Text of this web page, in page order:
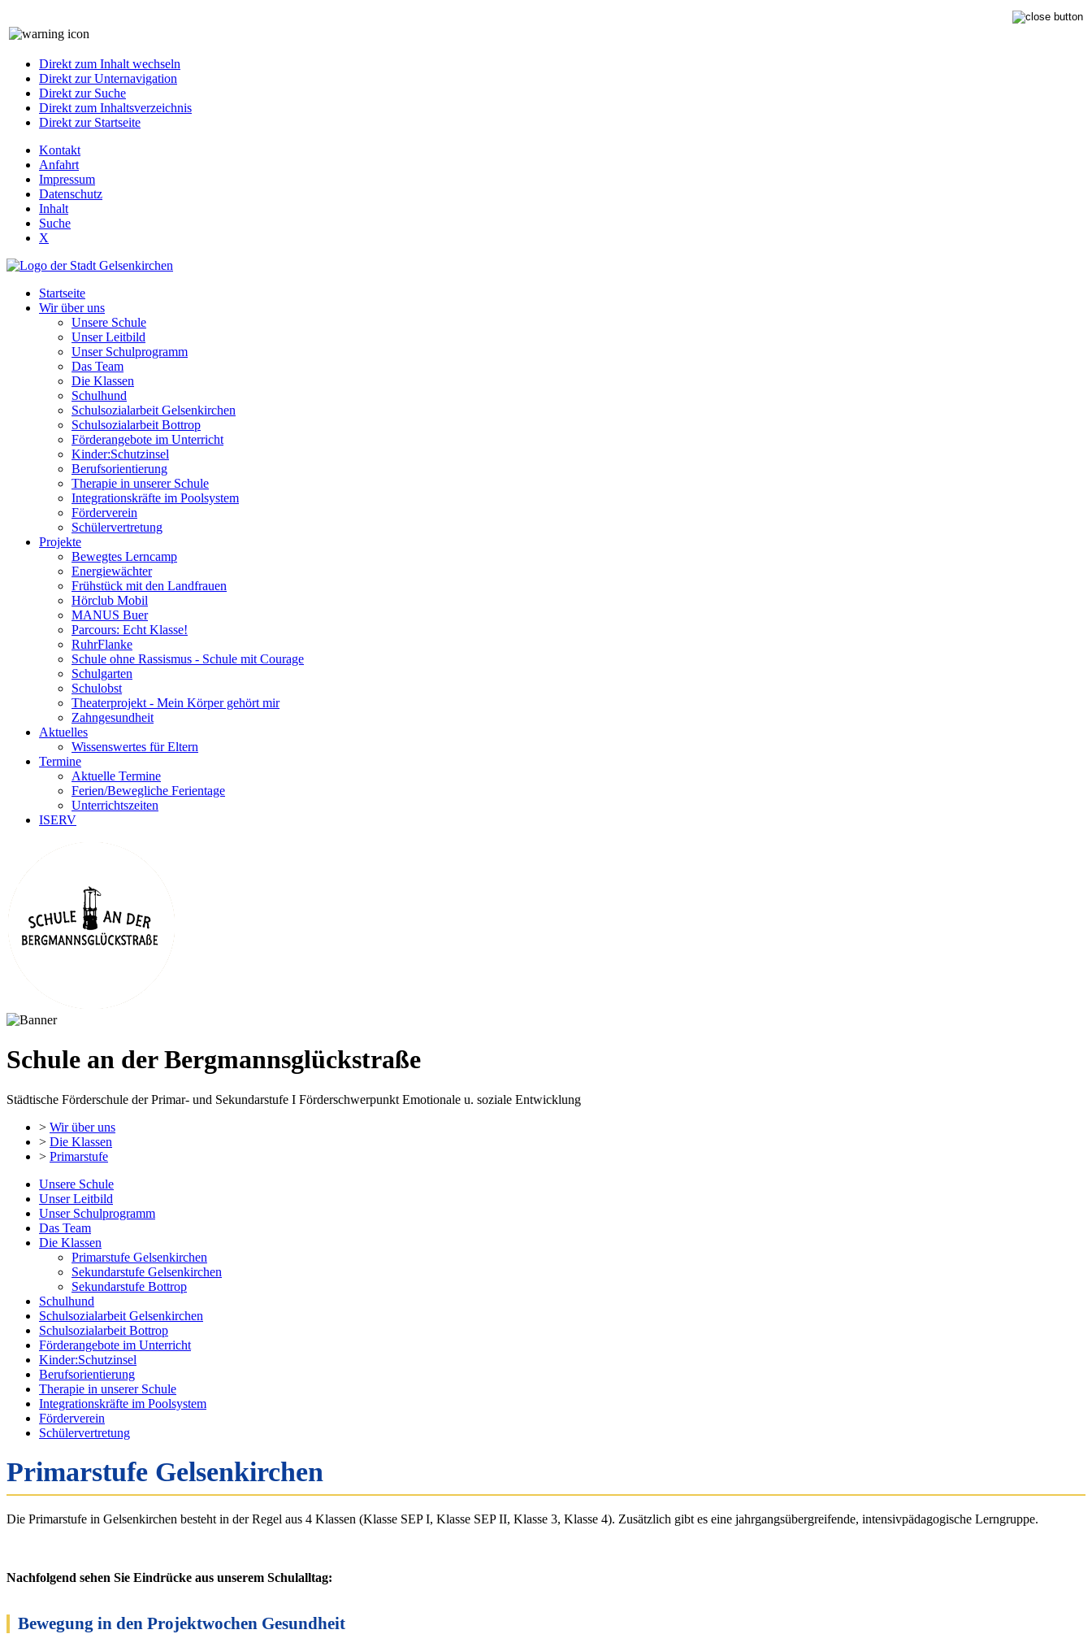
Direkt zum Inhalt wechseln
Direkt zur Unternavigation
Direkt zur Suche
Direkt zum Inhaltsverzeichnis
Direkt zur Startseite
Kontakt
Anfahrt
Impressum
Datenschutz
Inhalt
Suche
X
Startseite
Wir über uns
Unsere Schule
Unser Leitbild
Unser Schulprogramm
Das Team
Die Klassen
Schulhund
Schulsozialarbeit Gelsenkirchen
Schulsozialarbeit Bottrop
Förderangebote im Unterricht
Kinder:Schutzinsel
Berufsorientierung
Therapie in unserer Schule
Integrationskräfte im Poolsystem
Förderverein
Schülervertretung
Projekte
Bewegtes Lerncamp
Energiewächter
Frühstück mit den Landfrauen
Hörclub Mobil
MANUS Buer
Parcours: Echt Klasse!
RuhrFlanke
Schule ohne Rassismus - Schule mit Courage
Schulgarten
Schulobst
Theaterprojekt - Mein Körper gehört mir
Zahngesundheit
Aktuelles
Wissenswertes für Eltern
Termine
Aktuelle Termine
Ferien/Bewegliche Ferientage
Unterrichtszeiten
ISERV
Schule an der Bergmannsglückstraße
Städtische Förderschule der Primar- und Sekundarstufe I Förderschwerpunkt Emotionale u. soziale Entwicklung
> Wir über uns
> Die Klassen
> Primarstufe
Unsere Schule
Unser Leitbild
Unser Schulprogramm
Das Team
Die Klassen
Primarstufe Gelsenkirchen
Sekundarstufe Gelsenkirchen
Sekundarstufe Bottrop
Schulhund
Schulsozialarbeit Gelsenkirchen
Schulsozialarbeit Bottrop
Förderangebote im Unterricht
Kinder:Schutzinsel
Berufsorientierung
Therapie in unserer Schule
Integrationskräfte im Poolsystem
Förderverein
Schülervertretung
Primarstufe Gelsenkirchen
Die Primarstufe in Gelsenkirchen besteht in der Regel aus 4 Klassen (Klasse SEP I, Klasse SEP II, Klasse 3, Klasse 4). Zusätzlich gibt es eine jahrgangsübergreifende, intensivpädagogische Lerngruppe.
Nachfolgend sehen Sie Eindrücke aus unserem Schulalltag:
Bewegung in den Projektwochen Gesundheit